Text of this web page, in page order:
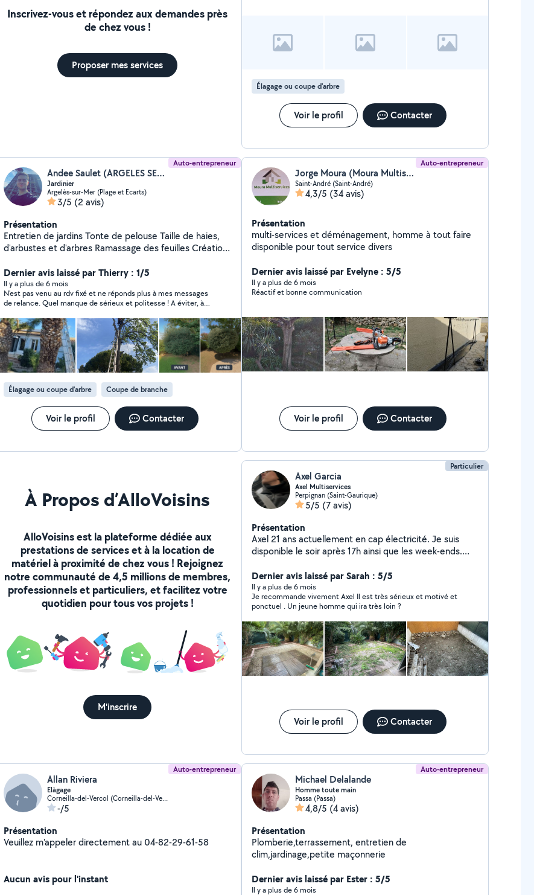
Inscrivez-vous et répondez aux demandes près
de chez vous !
Proposer mes services
Élagage ou coupe d'arbre
Voir le profil Contacter
Auto-entrepreneur
Andee Saulet (ARGELES SERVICES)
Jardinier
Argelès-sur-Mer (Plage et Ecarts)
3/5 (2 avis)
Présentation
Entretien de jardins Tonte de pelouse Taille de haies,
d'arbustes et d'arbres Ramassage des feuilles Création
Elagage el abattage Débarras de tous déchets
Dernier avis laissé par Thierry : 1/5
Il y a plus de 6 mois
N'est pas venu au rdv fixé et ne réponds plus à mes messages
de relance. Quel manque de sérieux et politesse ! A éviter, à
Élagage ou coupe d'arbre Coupe de branche
Voir le profil Contacter
Auto-entrepreneur
Jorge Moura (Moura Multiservice)
Saint-André (Saint-André)
4,3/5 (34 avis)
Présentation
multi-services et déménagement, homme à tout faire
disponible pour tout service divers
Dernier avis laissé par Evelyne : 5/5
Il y a plus de 6 mois
Réactif et bonne communication
Voir le profil Contacter
À Propos d’AlloVoisins
AlloVoisins est la plateforme dédiée aux
prestations de services et à la location de
matériel à proximité de chez vous ! Rejoignez
notre communauté de 4,5 millions de membres,
professionnels et particuliers, et facilitez votre
quotidien pour tous vos projets !
M'inscrire
Particulier
Axel Garcia
Axel Multiservices
Perpignan (Saint-Gaurique)
5/5 (7 avis)
Présentation
Axel 21 ans actuellement en cap électricité. Je suis
disponible le soir après 17h ainsi que les week-ends.
nettoyage, jardinage etc)
Dernier avis laissé par Sarah : 5/5
Il y a plus de 6 mois
Je recommande vivement Axel Il est très sérieux et motivé et
ponctuel . Un jeune homme qui ira très loin ?
Voir le profil Contacter
Auto-entrepreneur
Allan Riviera
Elàgage
Corneilla-del-Vercol (Corneilla-del-Vercol)
-/5
Présentation
Veuillez m'appeler directement au 04-82-29-61-58
Aucun avis pour l'instant
Auto-entrepreneur
Michael Delalande
Homme toute main
Passa (Passa)
4,8/5 (4 avis)
Présentation
Plomberie,terrassement, entretien de
clim,jardinage,petite maçonnerie
Dernier avis laissé par Ester : 5/5
Il y a plus de 6 mois